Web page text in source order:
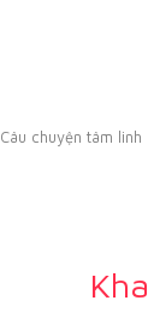
Câu chuyện tâm linh